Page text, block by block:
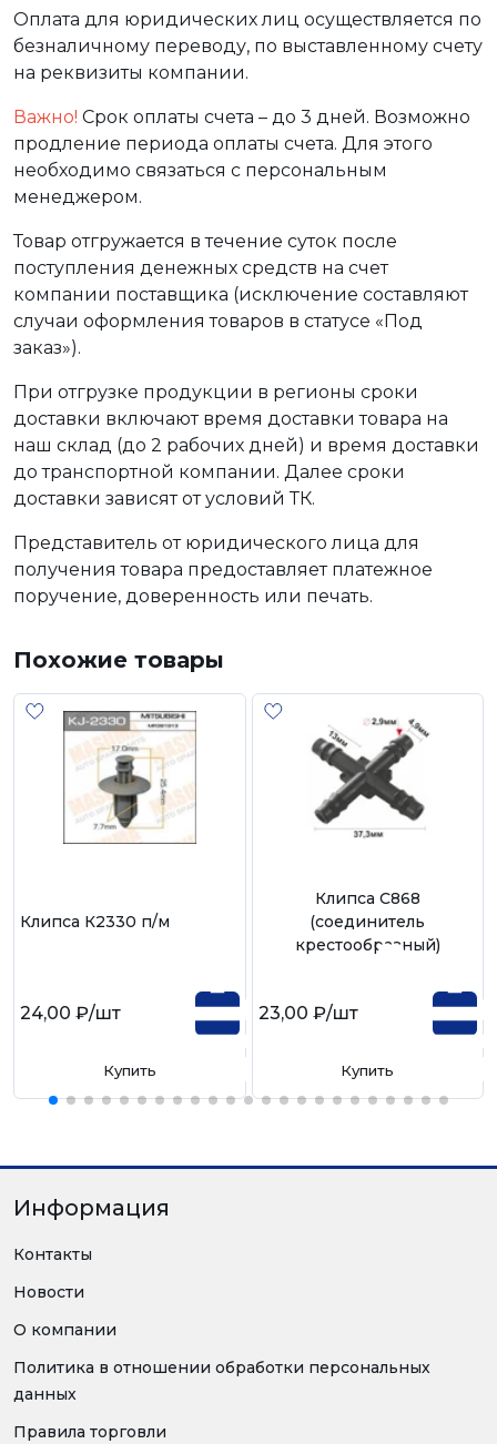
Оплата для юридических лиц осуществляется по
безналичному переводу, по выставленному счету
на реквизиты компании.
Важно! Срок оплаты счета – до 3 дней. Возможно
продление периода оплаты счета. Для этого
необходимо связаться с персональным
менеджером.
Товар отгружается в течение суток после
поступления денежных средств на счет
компании поставщика (исключение составляют
случаи оформления товаров в статусе «Под
заказ»).
При отгрузке продукции в регионы сроки
доставки включают время доставки товара на
наш склад (до 2 рабочих дней) и время доставки
до транспортной компании. Далее сроки
доставки зависят от условий ТК.
Представитель от юридического лица для
получения товара предоставляет платежное
поручение, доверенность или печать.
Похожие товары
Клипса К2330 п/м
24,00 ₽/шт
Купить
Клипса С868
(соединитель
крестообразный)
23,00 ₽/шт
Купить
Информация
Контакты
Новости
О компании
Политика в отношении обработки персональных
данных
Правила торговли